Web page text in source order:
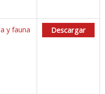
y fauna Descargar